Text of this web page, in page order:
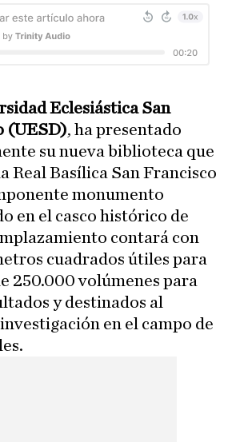
Eclesiástica San
(UESD), ha presentado
su nueva biblioteca que
Real Basílica San Francisco
monumento
en el casco histórico de
contará con
cuadrados útiles para
250.000 volúmenes para
y destinados al
en el campo de